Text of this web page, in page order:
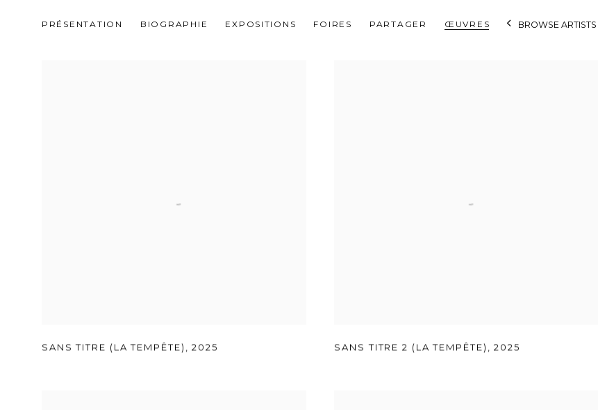
PRÉSENTATION BIOGRAPHIE EXPOSITIONS FOIRES PARTAGER ŒUVRES BROWSE ARTISTS
SANS TITRE (LA TEMPÊTE) ,2025 SANS TITRE 2 (LA TEMPÊTE) ,2025